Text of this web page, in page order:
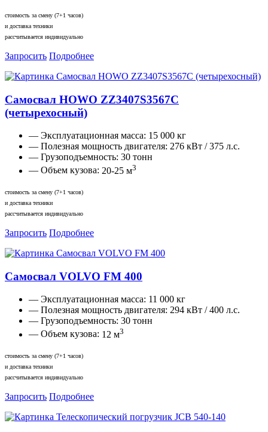
стоимость за смену (7+1 часов)
и доставка техники
рассчитывается индивидуально
Запросить Подробнее
Самосвал HOWO ZZ3407S3567C
(четырехосный)
— Эксплуатационная масса: 15 000 кг
— Полезная мощность двигателя: 276 кВт / 375 л.с.
— Грузоподъемность: 30 тонн
— Объем кузова: 20-25 м3
стоимость за смену (7+1 часов)
и доставка техники
рассчитывается индивидуально
Запросить Подробнее
Самосвал VOLVO FM 400
— Эксплуатационная масса: 11 000 кг
— Полезная мощность двигателя: 294 кВт / 400 л.с.
— Грузоподъемность: 30 тонн
— Объем кузова: 12 м3
стоимость за смену (7+1 часов)
и доставка техники
рассчитывается индивидуально
Запросить Подробнее